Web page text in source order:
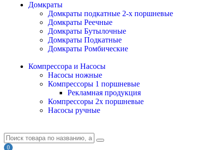
Домкраты
Домкраты подкатные 2-х поршневые
Домкраты Реечные
Домкраты Бутылочные
Домкраты Подкатные
Домкраты Ромбические
Компрессора и Насосы
Насосы ножные
Компрессоры 1 поршневые
Рекламная продукция
Компрессоры 2х поршневые
Насосы ручные
0